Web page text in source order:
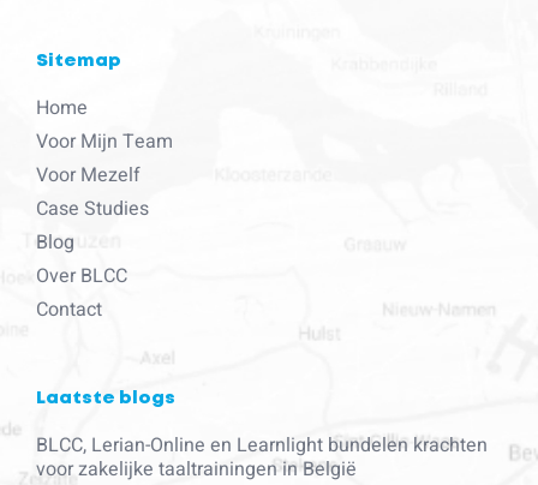
Sitemap
Home
Voor Mijn Team
Voor Mezelf
Case Studies
Blog
Over BLCC
Contact
Laatste blogs
BLCC, Lerian-Online en Learnlight bundelen krachten
voor zakelijke taaltrainingen in België